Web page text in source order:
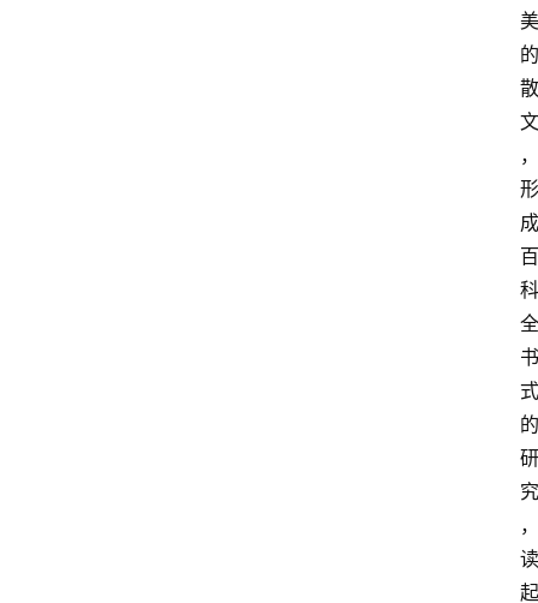
美
的
散
文
，
形
成
百
科
全
书
式
的
研
究
，
读
起